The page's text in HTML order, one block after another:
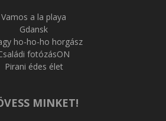
Vamos a la playa
Gdansk
ho-ho-ho horgász
fotózásON
Pirani édes élet
MINKET!